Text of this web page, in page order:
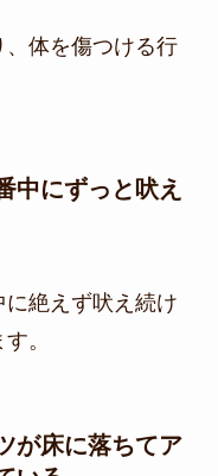
体を傷つける行
中にずっと吠え
絶えず吠え続け
。
が床に落ちてア